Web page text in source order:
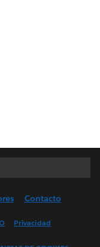
Contacto
Privacidad